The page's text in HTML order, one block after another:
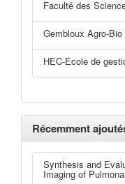
Faculté des
Gembloux Agro-
HEC-Ecole de
Récemment
Synthesis and
Imaging of